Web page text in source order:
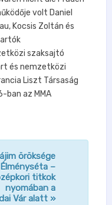
volt Daniel
Kocsis Zoltán és
szaksajtó
és nemzetközi
Liszt Társaság
ban az MMA
öröksége
–
titkok
nyomában a
Vár alatt »